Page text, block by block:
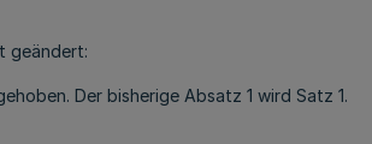
geändert:
Der bisherige Absatz 1 wird Satz 1.